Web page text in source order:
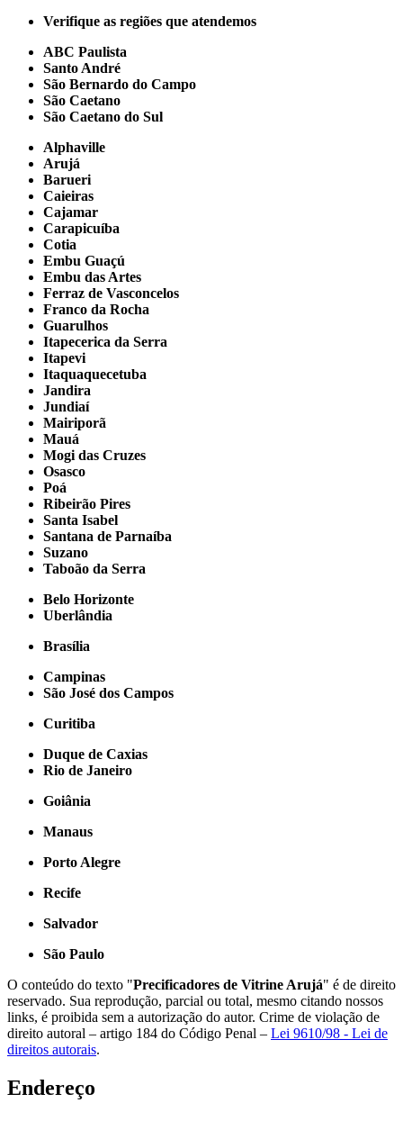
Verifique as regiões que atendemos
ABC Paulista
Santo André
São Bernardo do Campo
São Caetano
São Caetano do Sul
Alphaville
Arujá
Barueri
Caieiras
Cajamar
Carapicuíba
Cotia
Embu Guaçú
Embu das Artes
Ferraz de Vasconcelos
Franco da Rocha
Guarulhos
Itapecerica da Serra
Itapevi
Itaquaquecetuba
Jandira
Jundiaí
Mairiporã
Mauá
Mogi das Cruzes
Osasco
Poá
Ribeirão Pires
Santa Isabel
Santana de Parnaíba
Suzano
Taboão da Serra
Belo Horizonte
Uberlândia
Brasília
Campinas
São José dos Campos
Curitiba
Duque de Caxias
Rio de Janeiro
Goiânia
Manaus
Porto Alegre
Recife
Salvador
São Paulo
O conteúdo do texto "Precificadores de Vitrine Arujá" é de direito
reservado. Sua reprodução, parcial ou total, mesmo citando nossos
links, é proibida sem a autorização do autor. Crime de violação de
direito autoral – artigo 184 do Código Penal – Lei 9610/98 - Lei de
direitos autorais.
Endereço